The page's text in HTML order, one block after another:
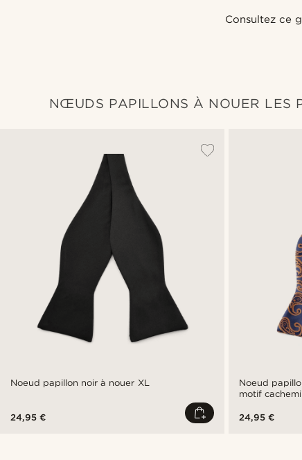
Consultez ce
NŒUDS PAPILLONS À NOUER LES
Noeud papillon noir à nouer XL
24,95 €
Noeud
motif
24,95 €